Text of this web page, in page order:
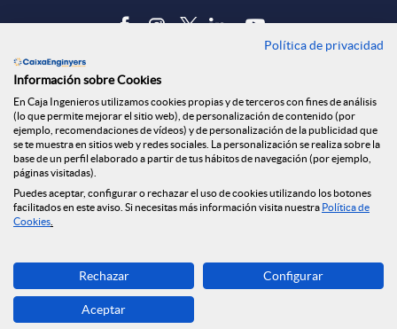
d
e
s
S
o
c
a
c
i
o
s
a
l
a
Tablón de anuncios
Política de cookies
Aviso legal
Seguridad Online
Privacidad
Canal denuncias
Descarga ahora
Banca MOBILE
© Caja Ingenieros 2026
Política de privacidad
Información sobre Cookies
En Caja Ingenieros utilizamos cookies propias y de terceros con fines de análisis
(lo que permite mejorar el sitio web), de personalización de contenido (por
ejemplo, recomendaciones de vídeos) y de personalización de la publicidad que
se te muestra en sitios web y redes sociales. La personalización se realiza sobre la
base de un perfil elaborado a partir de tus hábitos de navegación (por ejemplo,
páginas visitadas).
Puedes aceptar, configurar o rechazar el uso de cookies utilizando los botones
facilitados en este aviso. Si necesitas más información visita nuestra Política de
Cookies
Rechazar Configurar
Aceptar